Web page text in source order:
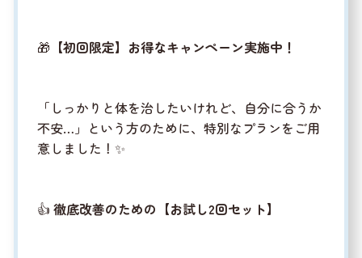
🎁 【初回限定】お得なキャンペーン実施中！
「しっかりと体を治したいけれど、自分に合うか
不安…」という方のために、特別なプランをご用
意しました！✨
👍徹底改善のための【お試し2回セット】